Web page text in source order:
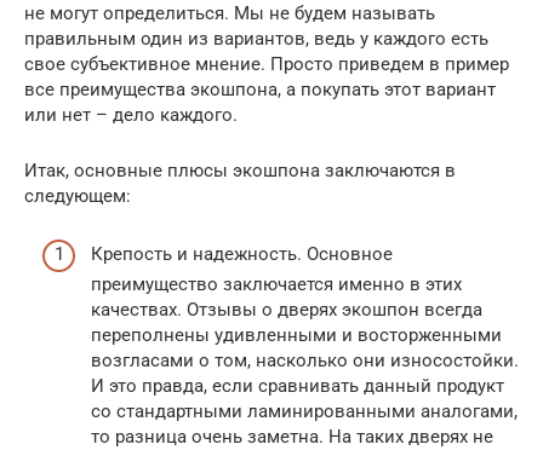
не могут определиться. Мы не будем называть
правильным один из вариантов, ведь у каждого есть
свое субъективное мнение. Просто приведем в пример
все преимущества экошпона, а покупать этот вариант
или нет – дело каждого.
Итак, основные плюсы экошпона заключаются в
следующем:
Крепость и надежность. Основное
преимущество заключается именно в этих
качествах. Отзывы о дверях экошпон всегда
переполнены удивленными и восторженными
возгласами о том, насколько они износостойки.
И это правда, если сравнивать данный продукт
со стандартными ламинированными аналогами,
то разница очень заметна. На таких дверях не